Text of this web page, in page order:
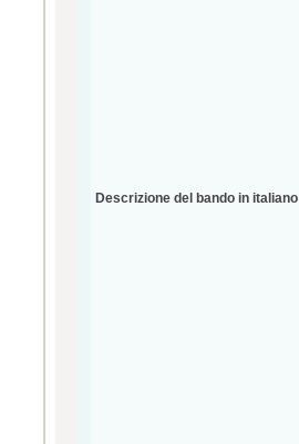
Descrizione del bando in italiano